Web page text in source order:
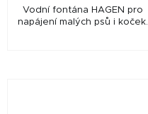
Vodní fontána HAGEN pro
napájení malých psů i koček.